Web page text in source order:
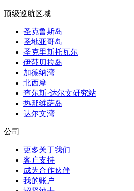
顶级巡航区域
圣克鲁斯岛
圣地亚哥岛
圣克里斯托瓦尔
伊莎贝拉岛
加德纳湾
北西摩
查尔斯·达尔文研究站
热那维萨岛
达尔文湾
公司
更多关于我们
客户支持
成为合作伙伴
我的账户